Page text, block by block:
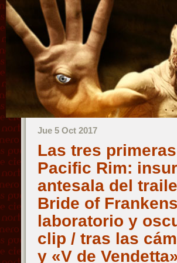
Jue 5 Oct 2017
Las tres
Pacific Rim:
antesala del
Bride of
laboratorio y
clip / tras las
y «V de